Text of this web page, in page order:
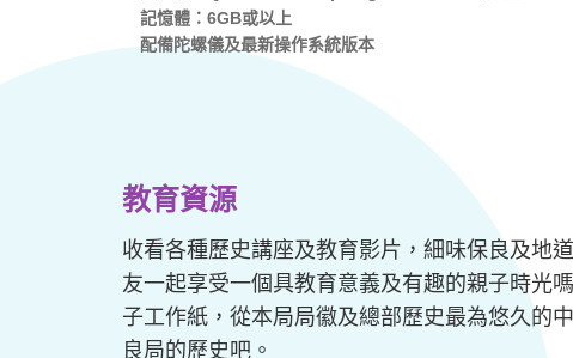
記憶體：6GB或以上
配備陀螺儀及最新操作系統版本
教育資源
收看各種歷史講座及教育影片，細味保良及地
友一起享受一個具教育意義及有趣的親子時光
子工作紙，從本局局徽及總部歷史最為悠久的
良局的歷史吧。